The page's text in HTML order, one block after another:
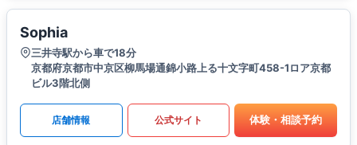
Sophia
三井寺駅から車で18分
京都府京都市中京区柳馬場通錦小路上る十文字町458-1ロア京都
ビル3階北側
店舗情報 公式サイト 体験・相談予約